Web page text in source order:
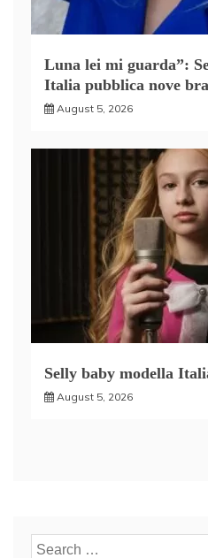
Luna lei mi guarda”:
Italia pubblica nove
August 5, 2026
Selly baby modella
August 5, 2026
Search